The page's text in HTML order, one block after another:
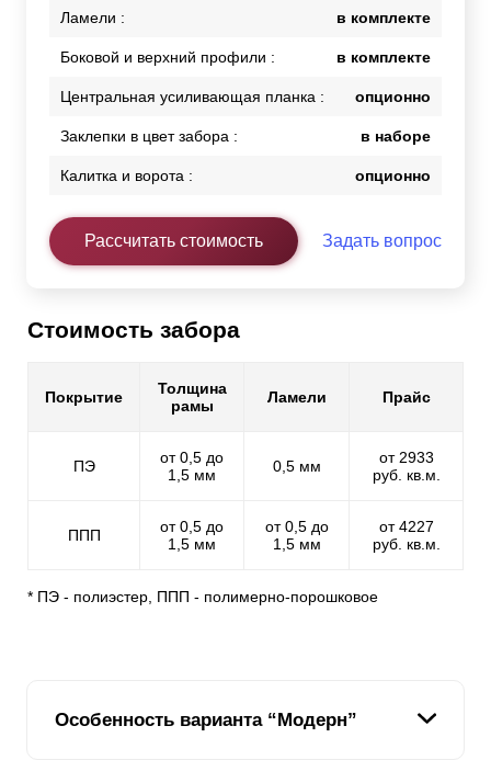
Ламели : в комплекте
Боковой и верхний профили : в комплекте
Центральная усиливающая планка : опционно
Заклепки в цвет забора : в наборе
Калитка и ворота : опционно
Рассчитать стоимость Задать вопрос
Стоимость забора
Покрытие
Толщина
рамы
Ламели Прайс
ПЭ
от 0,5 до
1,5 мм
0,5 мм
от 2933
руб. кв.м.
ППП
от 0,5 до
1,5 мм
от 0,5 до
1,5 мм
от 4227
руб. кв.м.
* ПЭ - полиэстер, ППП - полимерно-порошковое
Особенность варианта “Модерн”